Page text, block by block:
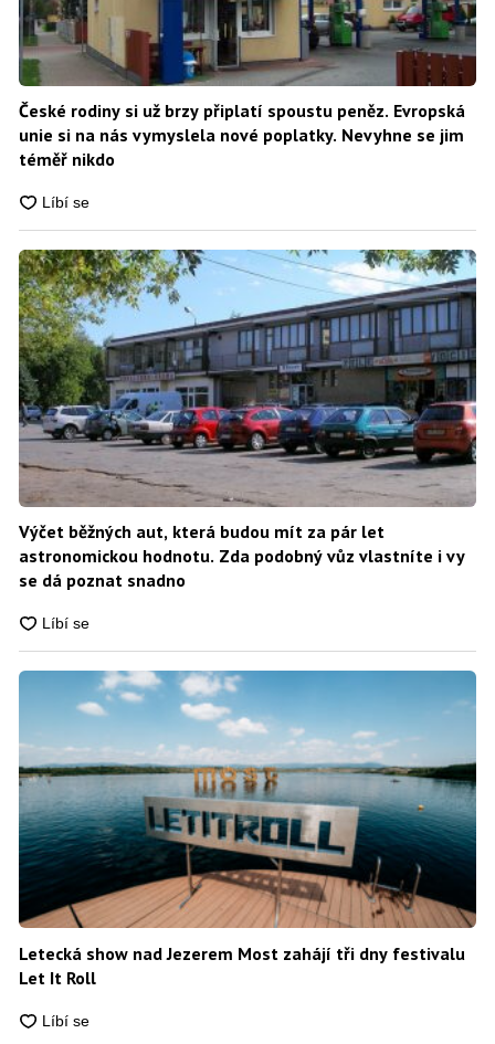
České rodiny si už brzy připlatí spoustu peněz. Evropská
unie si na nás vymyslela nové poplatky. Nevyhne se jim
téměř nikdo
Výčet běžných aut, která budou mít za pár let
astronomickou hodnotu. Zda podobný vůz vlastníte i vy
se dá poznat snadno
Letecká show nad Jezerem Most zahájí tři dny festivalu
Let It Roll